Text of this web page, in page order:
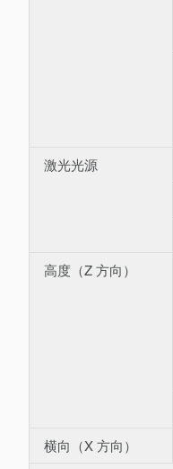
激光光源
高度（Z 方向）
横向（X 方向）